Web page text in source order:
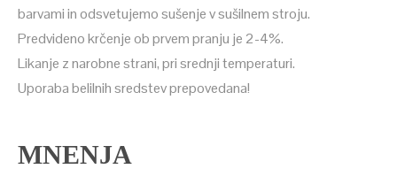
barvami in odsvetujemo sušenje v sušilnem stroju.
Predvideno krčenje ob prvem pranju je 2-4%.
Likanje z narobne strani, pri srednji temperaturi.
Uporaba belilnih sredstev prepovedana!
MNENJA